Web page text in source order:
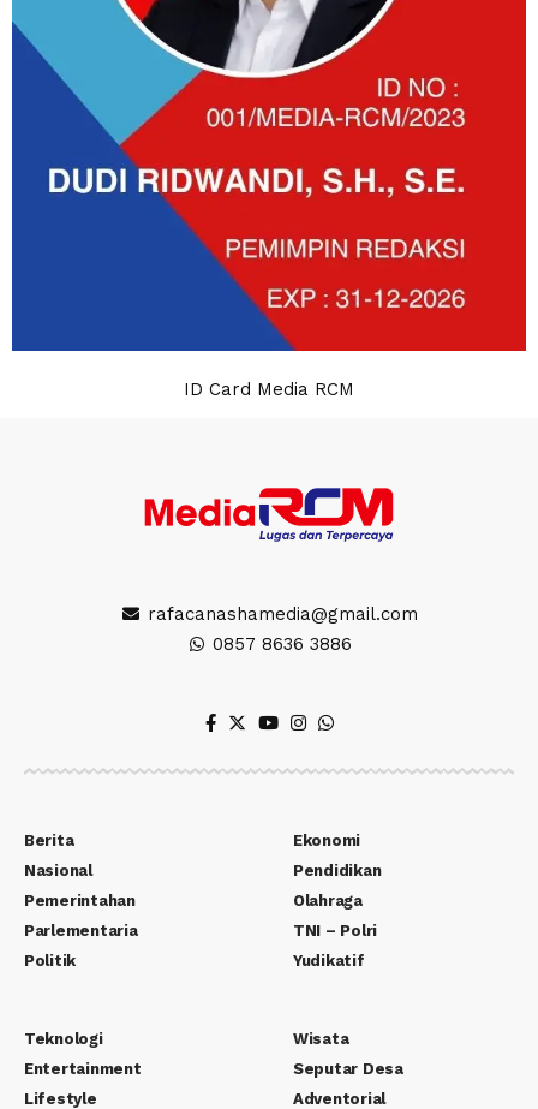
ID Card Media RCM
rafacanashamedia@gmail.com
0857 8636 3886
Berita
Nasional
Pemerintahan
Parlementaria
Politik
Ekonomi
Pendidikan
Olahraga
TNI – Polri
Yudikatif
Teknologi
Entertainment
Lifestyle
Wisata
Seputar Desa
Adventorial